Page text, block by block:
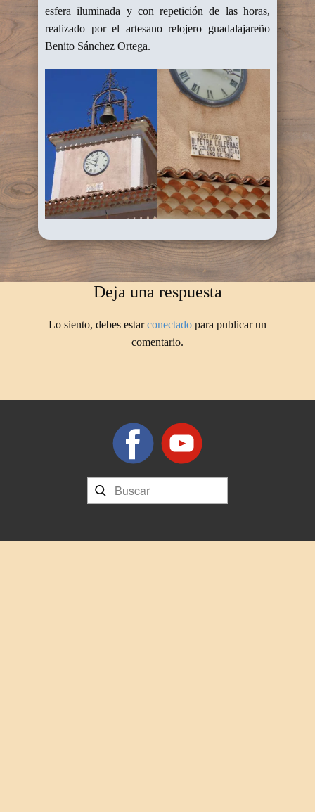
esfera iluminada y con repetición de las horas,
realizado por el artesano relojero guadalajareño
Benito Sánchez Ortega.
Deja una respuesta
Lo siento, debes estarconectado para publicar un
comentario.